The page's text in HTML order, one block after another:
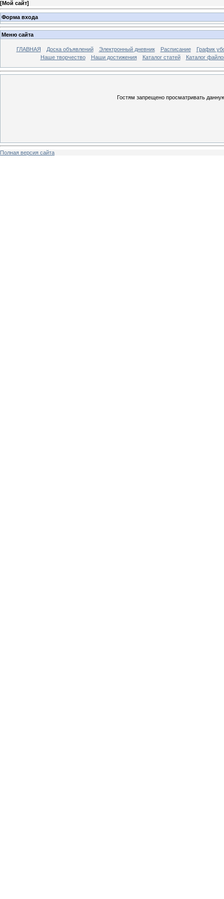
[Мой сайт]
Форма входа
Меню сайта
ГЛАВНАЯ Доска объявлений Электронный дневник Расписание
График
Наше творчество
Наши достижения Каталог статей Каталог
Гостям запрещено просматривать
Полная версия сайта